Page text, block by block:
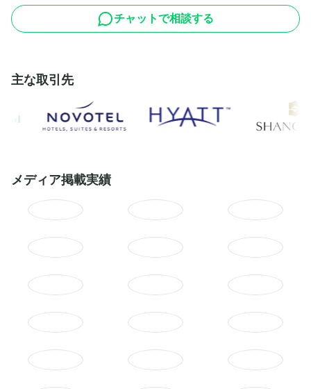
チャットで相談する
主な取引先
メディア掲載実績